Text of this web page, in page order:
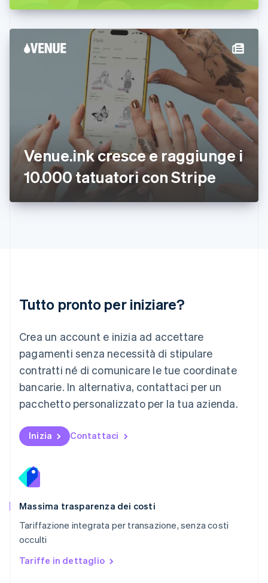
Venue.ink cresce e raggiunge i
10.000 tatuatori con Stripe
Tutto pronto per iniziare?
Crea un account e inizia ad accettare
pagamenti senza necessità di stipulare
contratti né di comunicare le tue coordinate
bancarie. In alternativa, contattaci per un
pacchetto personalizzato per la tua azienda.
Inizia Contattaci
Massima trasparenza dei costi
Tariffazione integrata per transazione, senza costi
occulti
Tariffe in dettaglio
Germania
日本語English
Gibilterra
English
Irlanda
English
Italia
ItalianoEnglish
Lettonia
English
Liechtenstein
Malta
English
EspañolEnglish
Norvegia
English
Nuova Zelanda
English
NederlandsEnglish
English
Portogallo
RAS di Hong Kong, Cina
English
English
English
Romania
English